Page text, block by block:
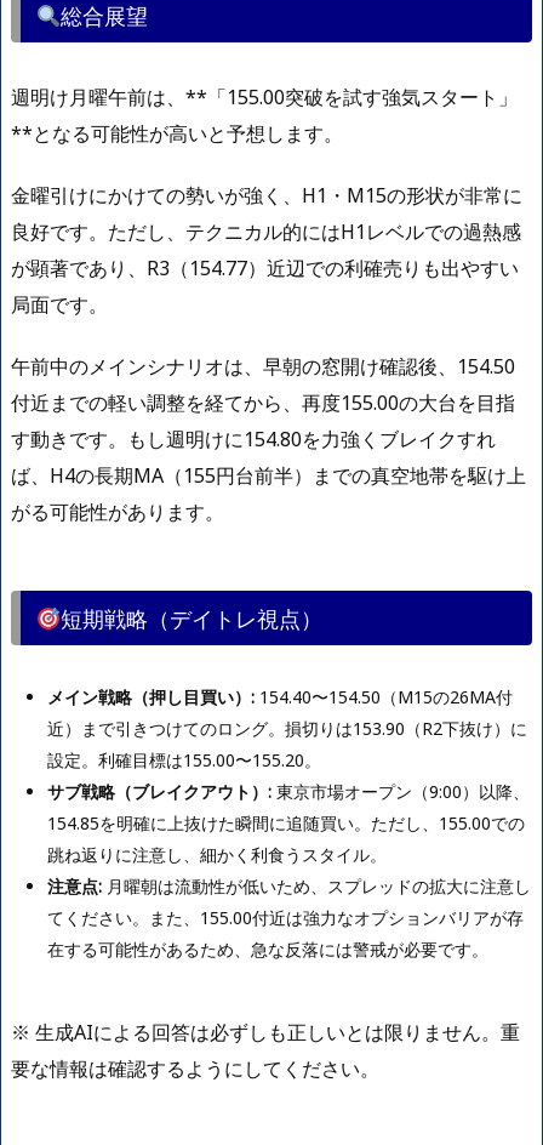
総合展望
週明け月曜午前は、**「155.00突破を試す強気スタート」
**となる可能性が高いと予想します。
金曜引けにかけての勢いが強く、H1・M15の形状が非常に
良好です。ただし、テクニカル的にはH1レベルでの過熱感
が顕著であり、R3（154.77）近辺での利確売りも出やすい
局面です。
午前中のメインシナリオは、早朝の窓開け確認後、154.50
付近までの軽い調整を経てから、再度155.00の大台を目指
す動きです。もし週明けに154.80を力強くブレイクすれ
ば、H4の長期MA（155円台前半）までの真空地帯を駆け上
がる可能性があります。
短期戦略（デイトレ視点）
メイン戦略（押し目買い）: 154.40〜154.50（M15の26MA付
近）まで引きつけてのロング。損切りは153.90（R2下抜け）に
設定。利確目標は155.00〜155.20。
サブ戦略（ブレイクアウト）: 東京市場オープン（9:00）以降、
154.85を明確に上抜けた瞬間に追随買い。ただし、155.00での
跳ね返りに注意し、細かく利食うスタイル。
注意点: 月曜朝は流動性が低いため、スプレッドの拡大に注意し
てください。また、155.00付近は強力なオプションバリアが存
在する可能性があるため、急な反落には警戒が必要です。
※ 生成AIによる回答は必ずしも正しいとは限りません。重
要な情報は確認するようにしてください。